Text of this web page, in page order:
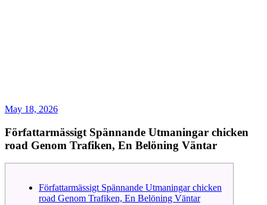
May 18, 2026
Författarmässigt Spännande Utmaningar chicken
road Genom Trafiken, En Belöning Väntar
Författarmässigt Spännande Utmaningar chicken
road Genom Trafiken, En Belöning Väntar